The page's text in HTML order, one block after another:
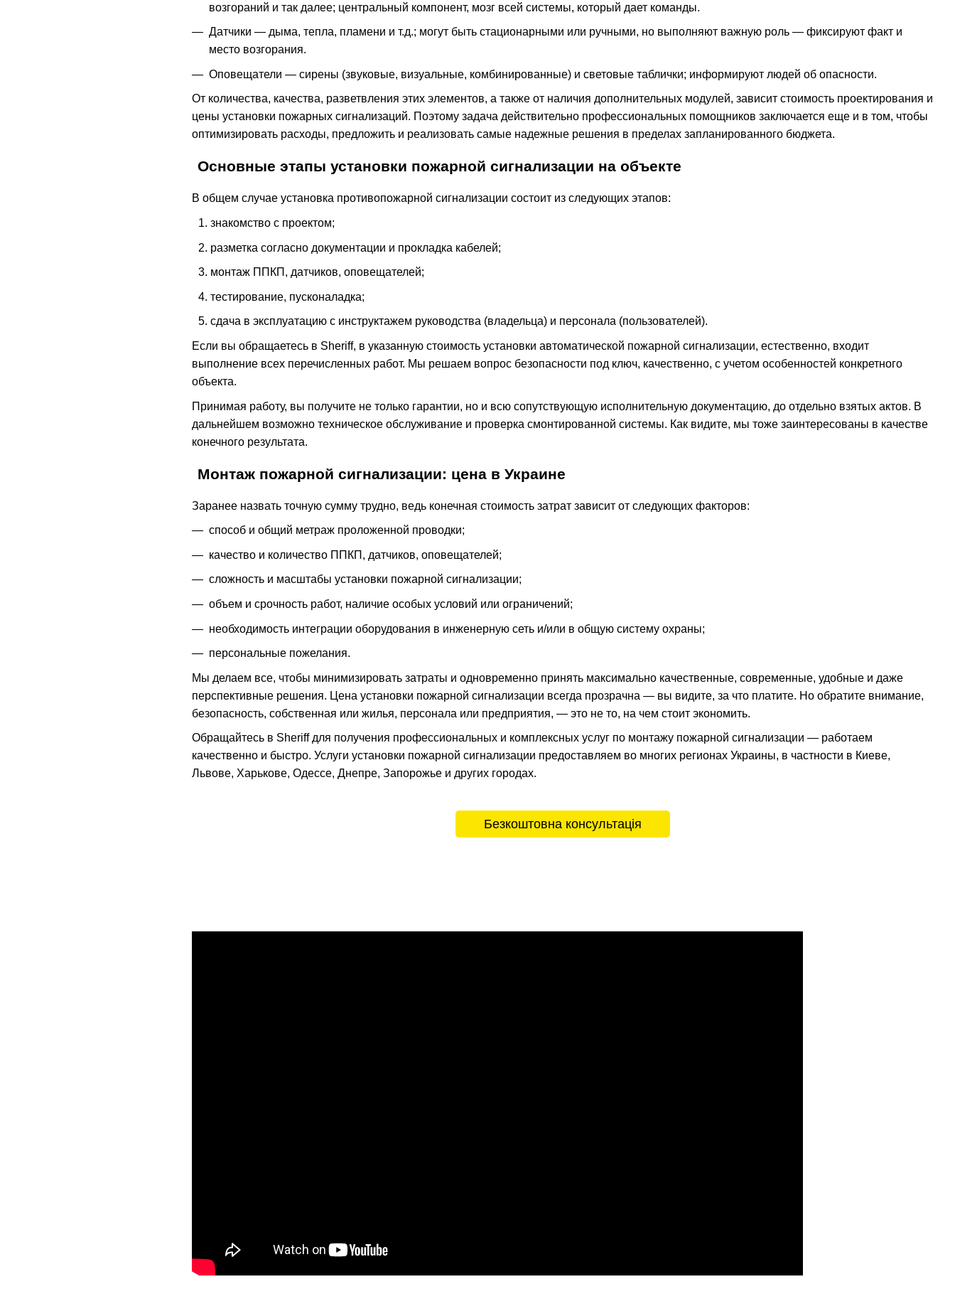
возгораний и так далее; центральный компонент, мозг всей системы, который дает команды.
Датчики — дыма, тепла, пламени и т.д.; могут быть стационарными или ручными, но выполняют важную роль — фиксируют факт и
место возгорания.
Оповещатели — сирены (звуковые, визуальные, комбинированные) и световые таблички; информируют людей об опасности.
От количества, качества, разветвления этих элементов, а также от наличия дополнительных модулей, зависит стоимость проектирования и
цены установки пожарных сигнализаций. Поэтому задача действительно профессиональных помощников заключается еще и в том, чтобы
оптимизировать расходы, предложить и реализовать самые надежные решения в пределах запланированного бюджета.
Основные этапы установки пожарной сигнализации на объекте
В общем случае установка противопожарной сигнализации состоит из следующих этапов:
знакомство с проектом;
разметка согласно документации и прокладка кабелей;
монтаж ППКП, датчиков, оповещателей;
тестирование, пусконаладка;
сдача в эксплуатацию с инструктажем руководства (владельца) и персонала (пользователей).
Если вы обращаетесь в Sheriff, в указанную стоимость установки автоматической пожарной сигнализации, естественно, входит
выполнение всех перечисленных работ. Мы решаем вопрос безопасности под ключ, качественно, с учетом особенностей конкретного
объекта.
Принимая работу, вы получите не только гарантии, но и всю сопутствующую исполнительную документацию, до отдельно взятых актов. В
дальнейшем возможно техническое обслуживание и проверка смонтированной системы. Как видите, мы тоже заинтересованы в качестве
конечного результата.
Монтаж пожарной сигнализации: цена в Украине
Заранее назвать точную сумму трудно, ведь конечная стоимость затрат зависит от следующих факторов:
способ и общий метраж проложенной проводки;
качество и количество ППКП, датчиков, оповещателей;
сложность и масштабы установки пожарной сигнализации;
объем и срочность работ, наличие особых условий или ограничений;
необходимость интеграции оборудования в инженерную сеть и/или в общую систему охраны;
персональные пожелания.
Мы делаем все, чтобы минимизировать затраты и одновременно принять максимально качественные, современные, удобные и даже
перспективные решения. Цена установки пожарной сигнализации всегда прозрачна — вы видите, за что платите. Но обратите внимание,
безопасность, собственная или жилья, персонала или предприятия, — это не то, на чем стоит экономить.
Обращайтесь в Sheriff для получения профессиональных и комплексных услуг по монтажу пожарной сигнализации — работаем
качественно и быстро. Услуги установки пожарной сигнализации предоставляем во многих регионах Украины, в частности в Киеве,
Львове, Харькове, Одессе, Днепре, Запорожье и других городах.
Безкоштовна консультація